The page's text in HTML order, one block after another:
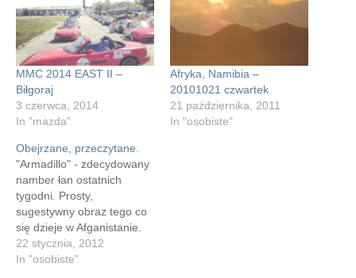
MMC 2014 EAST II –
Biłgoraj
3 czerwca, 2014
In "mazda"
Afryka, Namibia –
20101021 czwartek
21 października, 2011
In "osobiste"
Obejrzane, przeczytane.
"Armadillo" - zdecydowany
namber łan ostatnich
tygodni. Prosty,
sugestywny obraz tego co
się dzieje w Afganistanie.
Rozwaliła mnie jego
produkcja, byłem
22 stycznia, 2012
In "osobiste"